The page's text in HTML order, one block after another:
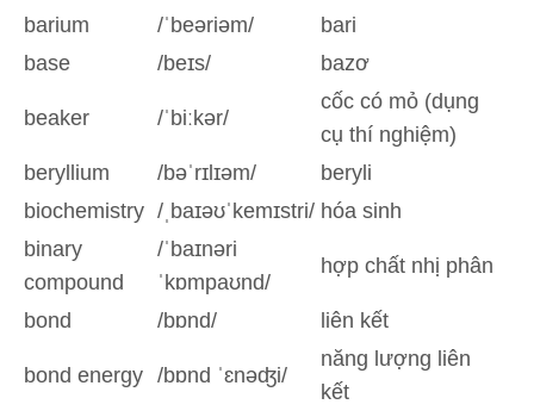
barium /ˈbeəriəm/
bari
base
/beɪs/ bazơ
beaker /ˈbiːkər/
cốc có mỏ (dụng
cụ thí nghiệm)
beryllium
/bəˈrɪlɪəm/
beryli
biochemistry /ˌbaɪəʊˈkemɪstri/ hóa sinh
binary
compound
/ˈbaɪnəri
ˈkɒmpaʊnd/
hợp chất nhị phân
bond /bɒnd/ liên kết
bond energy /bɒnd ˈɛnəʤi/
năng lượng liên
kết